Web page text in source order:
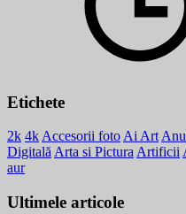
Etichete
2k 4kAccesorii fotoAi Art
DigitalăArta si PicturaArtificii
aur
Ultimele articole